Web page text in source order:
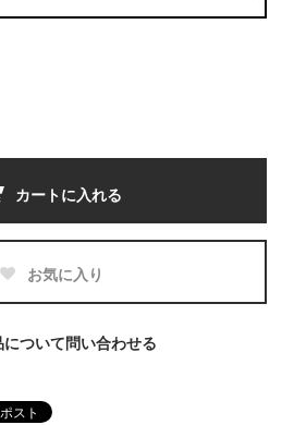
カートに入れる
お気に入り
について問い合わせる